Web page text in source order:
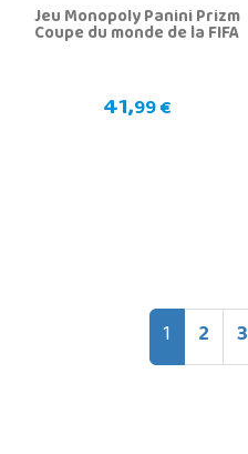
Jeu Monopoly Panini Prizm
Coupe du monde de la FIFA
41,99 €
1 2 3